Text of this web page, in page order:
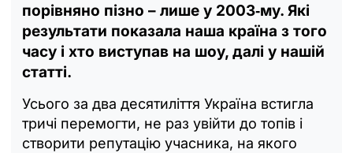
порівняно пізно – лише у 2003‑му. Які
результати показала наша країна з того
часу і хто виступав на шоу, далі у нашій
статті.
Усього за два десятиліття Україна встигла
тричі перемогти, не раз увійти до топів і
створити репутацію учасника, на якого